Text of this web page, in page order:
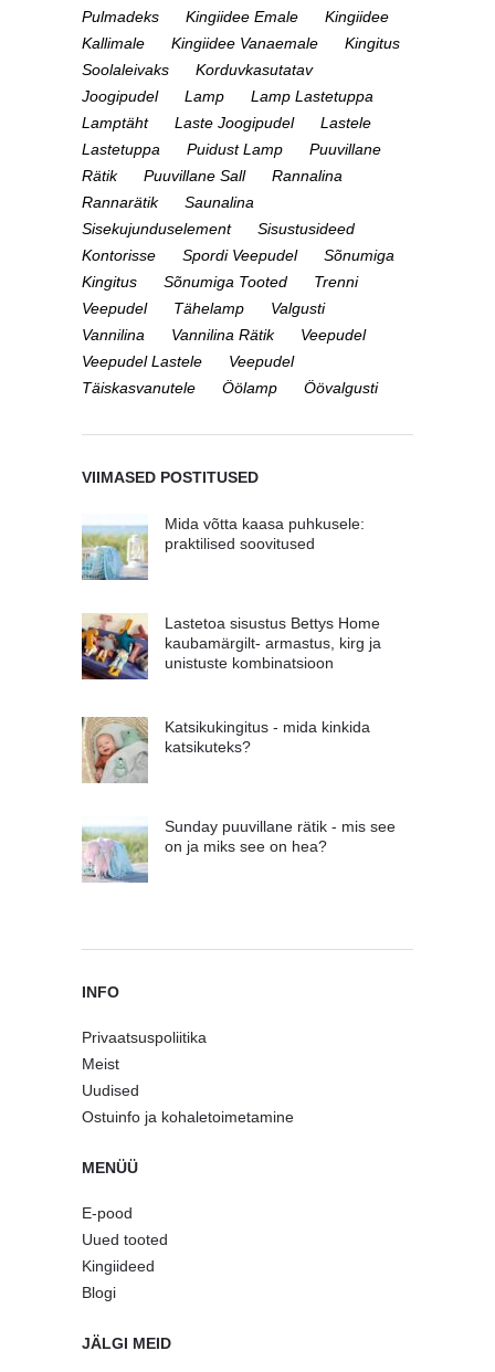
Pulmadeks
Kingiidee Emale
Kingiidee
Kallimale
Kingiidee Vanaemale
Kingitus
Soolaleivaks
Korduvkasutatav
Joogipudel
Lamp
Lamp Lastetuppa
Lamptäht
Laste Joogipudel
Lastele
Lastetuppa
Puidust Lamp
Puuvillane
Rätik
Puuvillane Sall
Rannalina
Rannarätik
Saunalina
Sisekujunduselement
Sisustusideed
Kontorisse
Spordi Veepudel
Sõnumiga
Kingitus
Sõnumiga Tooted
Trenni
Veepudel
Tähelamp
Valgusti
Vannilina
Vannilina Rätik
Veepudel
Veepudel Lastele
Veepudel
Täiskasvanutele
Öölamp Öövalgusti
VIIMASED POSTITUSED
Mida võtta kaasa puhkusele:
praktilised soovitused
Lastetoa sisustus Bettys Home
kaubamärgilt- armastus, kirg ja
unistuste kombinatsioon
Katsikukingitus - mida kinkida
katsikuteks?
Sunday puuvillane rätik - mis see
on ja miks see on hea?
INFO
Privaatsuspoliitika
Meist
Uudised
Ostuinfo ja kohaletoimetamine
MENÜÜ
E-pood
Uued tooted
Kingiideed
Blogi
JÄLGI MEID